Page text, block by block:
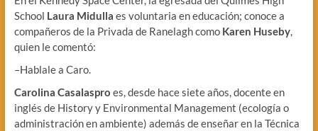
School Laura Midulla es voluntaria en educación; conoce a
compañeros de la Privada de Ranelagh como Karen Huseby,
quien le comentó:
–Hablale a Caro.
Carolina Casalaspro es, desde hace siete años, docente en
inglés de History y Environmental Management (ecología o
administración en ambiente) además de enseñar en la Técnica